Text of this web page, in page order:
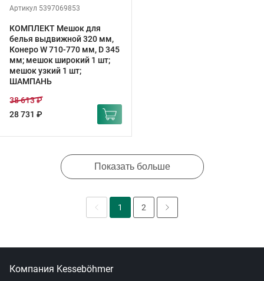
Артикул 5397069853
КОМПЛЕКТ Мешок для
белья выдвижной 320 мм,
Конеро W 710-770 мм, D 345
мм; мешок широкий 1 шт;
мешок узкий 1 шт;
ШАМПАНЬ
28 731 ₽
38 613 ₽
Показать больше
1 2
Компания Kesseböhmer